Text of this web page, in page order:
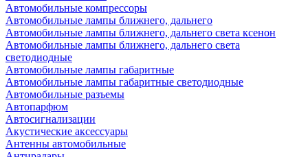
Автомобильные компрессоры
Автомобильные лампы ближнего, дальнего
Автомобильные лампы ближнего, дальнего света ксенон
Автомобильные лампы ближнего, дальнего света
светодиодные
Автомобильные лампы габаритные
Автомобильные лампы габаритные светодиодные
Автомобильные разъемы
Автопарфюм
Автосигнализации
Акустические аксессуары
Антенны автомобильные